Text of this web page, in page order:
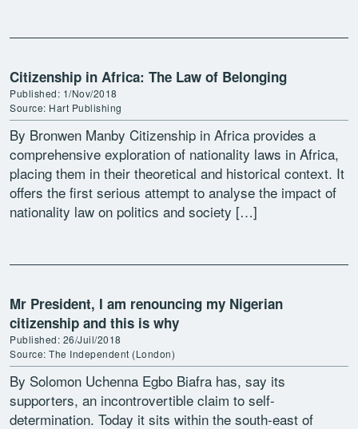
Citizenship in Africa: The Law of Belonging
Published: 1/Nov/2018
Source: Hart Publishing
By Bronwen Manby Citizenship in Africa provides a
comprehensive exploration of nationality laws in Africa,
placing them in their theoretical and historical context. It
offers the first serious attempt to analyse the impact of
nationality law on politics and society […]
Mr President, I am renouncing my Nigerian
citizenship and this is why
Published: 26/Juil/2018
Source: The Independent (London)
By Solomon Uchenna Egbo Biafra has, say its
supporters, an incontrovertible claim to self-
determination. Today it sits within the south-east of